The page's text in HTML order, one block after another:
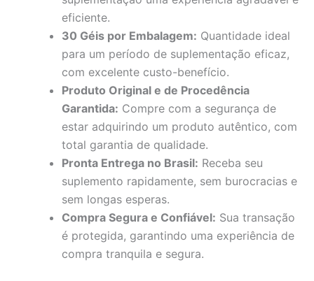
eficiente.
30 Géis por Embalagem: Quantidade ideal
para um período de suplementação eficaz,
com excelente custo-benefício.
Produto Original e de Procedência
Garantida: Compre com a segurança de
estar adquirindo um produto autêntico, com
total garantia de qualidade.
Pronta Entrega no Brasil: Receba seu
suplemento rapidamente, sem burocracias e
sem longas esperas.
Compra Segura e Confiável: Sua transação
é protegida, garantindo uma experiência de
compra tranquila e segura.